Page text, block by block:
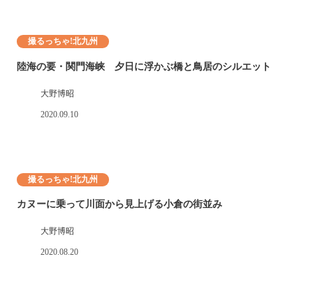
撮るっちゃ!北九州
陸海の要・関門海峡 夕日に浮かぶ橋と鳥居のシルエット
大野博昭
2020.09.10
撮るっちゃ!北九州
カヌーに乗って川面から見上げる小倉の街並み
大野博昭
2020.08.20